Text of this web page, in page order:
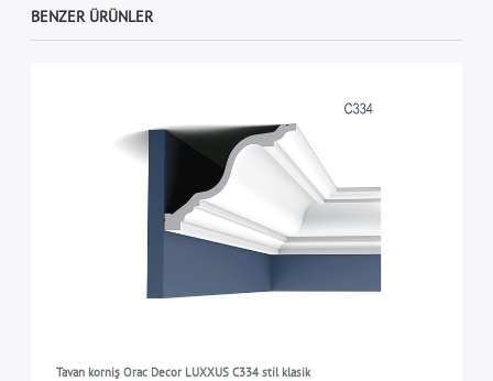
BENZER ÜRÜNLER
Tavan korniş Orac Decor LUXXUS C334 stil klasik